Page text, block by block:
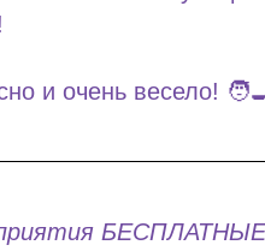
и очень весело!